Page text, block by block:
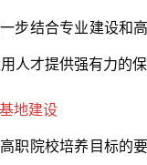
步结合专业建设和
人才提供强有力的保
地建设
职院校培养目标的